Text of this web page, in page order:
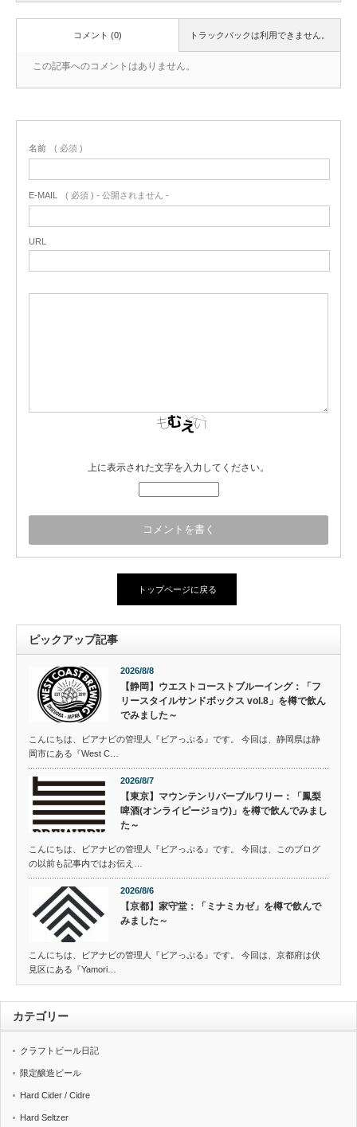
トラックバックは利用できません。
コメント (0)
この記事へのコメントはありません。
名前 ( 必須 )
E-MAIL ( 必須 ) - 公開されません -
URL
上に表示された文字を入力してください。
トップページに戻る
ピックアップ記事
2026/8/8
【静岡】ウエストコーストブルーイング：「フ
リースタイルサンドボックス vol.8」を樽で飲ん
でみました～
こんにちは、ビアナビの管理人『ビアっぷる』です。 今回は、静岡県は静
岡市にある『West C…
2026/8/7
【東京】マウンテンリバーブルワリー：「鳳梨
啤酒(オンライピージョウ)」を樽で飲んでみまし
た～
こんにちは、ビアナビの管理人『ビアっぷる』です。 今回は、このブログ
の以前も記事内ではお伝え…
2026/8/6
【京都】家守堂：「ミナミカゼ」を樽で飲んで
みました～
こんにちは、ビアナビの管理人『ビアっぷる』です。 今回は、京都府は伏
見区にある『Yamori…
カテゴリー
クラフトビール日記
限定醸造ビール
Hard Cider / Cidre
Hard Seltzer